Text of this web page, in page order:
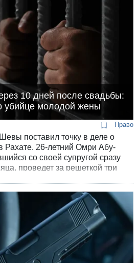
10 дней после свадьбы:
убийце молодой жены
Право
поставил точку в деле о
Рахате. 26-летний Омри Абу-
со своей супругой сразу
проведет за решеткой три